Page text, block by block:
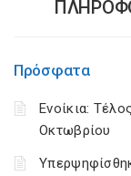
Πρόσφατα
Ενοίκια:
Οκτωβρίου